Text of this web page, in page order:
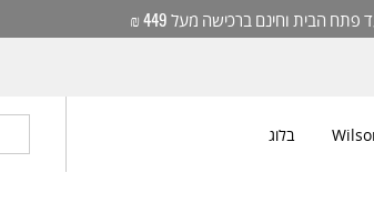
הבית וחינם ברכישה מעל 449 ₪
בלוג